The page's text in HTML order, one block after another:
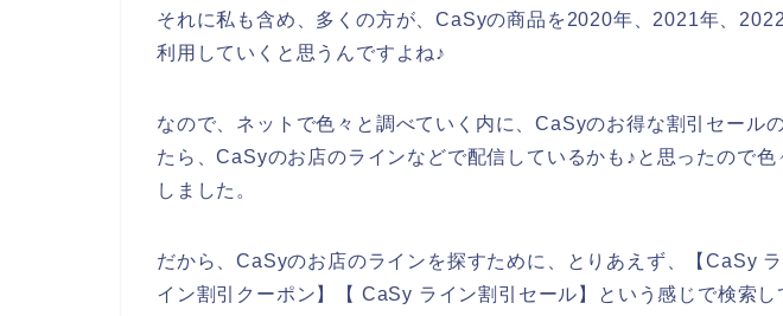
それに私も含め、多くの方が、CaSyの商品を2020年、2021年、
利用していくと思うんですよね♪
なので、ネットで色々と調べていく内に、CaSyのお得な割引セール
たら、CaSyのお店のラインなどで配信しているかも♪と思ったので色
しました。
だから、CaSyのお店のラインを探すために、とりあえず、【CaSy
イン割引クーポン】【 CaSy ライン割引セール】という感じで検索し